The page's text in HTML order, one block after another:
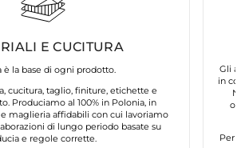
E CUCITURA
è la base di ogni prodotto.
cucitura, taglio, finiture, etichette e
Produciamo al 100% in Polonia, in
maglieria affidabili con cui lavoriamo
di lungo periodo basate su
e regole corrette.
Gli
in
Per